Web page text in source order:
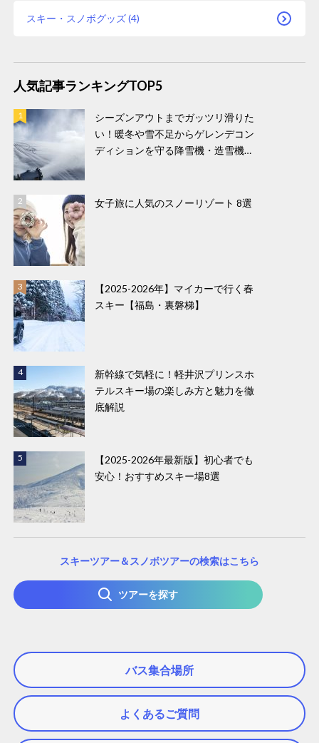
スキー・スノボグッズ (4)
人気記事ランキングTOP5
シーズンアウトまでガッツリ滑りた
い！暖冬や雪不足からゲレンデコン
ディションを守る降雪機・造雪機！
女子旅に人気のスノーリゾート 8選
【2025-2026年】マイカーで行く春
スキー【福島・裏磐梯】
新幹線で気軽に！軽井沢プリンスホ
テルスキー場の楽しみ方と魅力を徹
底解説
【2025-2026年最新版】初心者でも
安心！おすすめスキー場8選
スキーツアー＆スノボツアーの検索はこちら
ツアーを探す
バス集合場所
よくあるご質問